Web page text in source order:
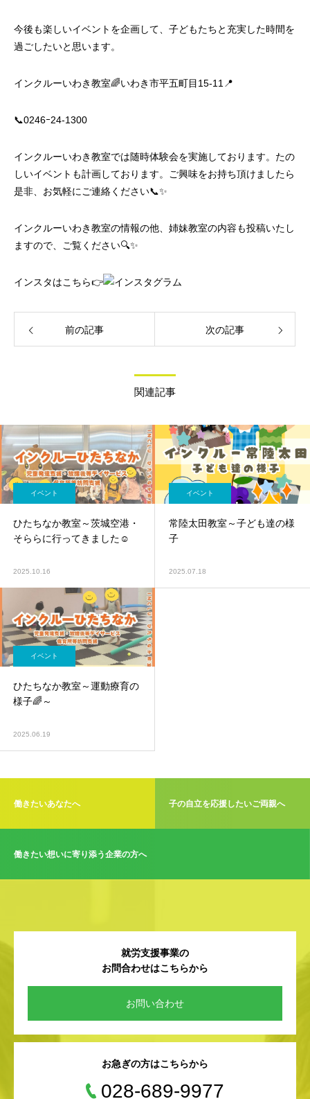
今後も楽しいイベントを企画して、子どもたちと充実した時間を
過ごしたいと思います。
インクルーいわき教室🌈いわき市平五町目15-11📍
📞0246ｰ24-1300
インクルーいわき教室では随時体験会を実施しております。たの
しいイベントも計画しております。ご興味をお持ち頂けましたら
是非、お気軽にご連絡ください📞✨
インクルーいわき教室の情報の他、姉妹教室の内容も投稿いたし
ますので、ご覧ください🔍✨
インスタはこちら👉
前の記事 次の記事
関連記事
イベント
ひたちなか教室～茨城空港・
そららに行ってきました☺
2025.10.16
イベント
常陸太田教室～子ども達の様
子
2025.07.18
イベント
ひたちなか教室～運動療育の
様子🌈～
2025.06.19
働きたいあなたへ 子の自立を応援したいご両親へ
働きたい想いに寄り添う企業の方へ
就労支援事業の
お問合わせはこちらから
お問い合わせ
お急ぎの方はこちらから
028-689-9977